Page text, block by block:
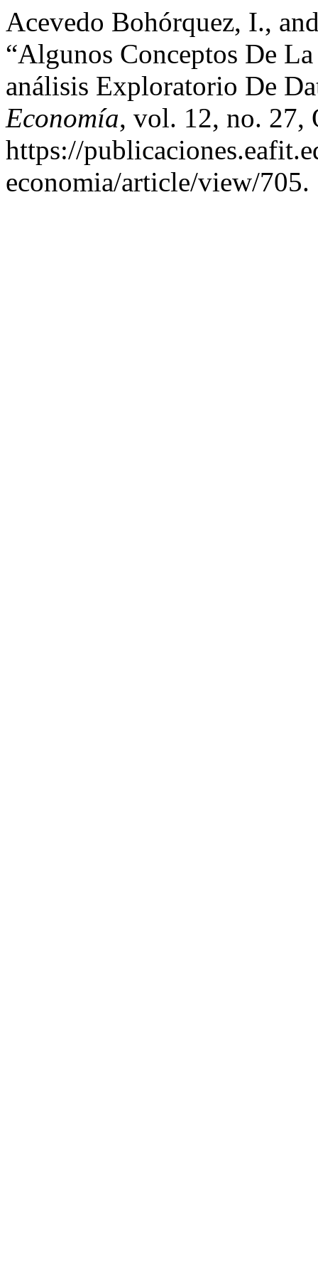
Acevedo Bohórquez, I.,
“Algunos Conceptos De
análisis Exploratorio De
Economía, vol. 12, no. 27,
https://
economia/article/view/705.